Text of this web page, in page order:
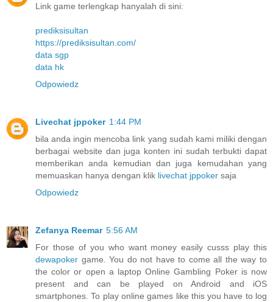
Link game terlengkap hanyalah di sini:
prediksisultan
https://prediksisultan.com/
data sgp
data hk
Odpowiedz
Livechat jppoker 1:44 PM
bila anda ingin mencoba link yang sudah kami miliki dengan
berbagai website dan juga konten ini sudah terbukti dapat
memberikan anda kemudian dan juga kemudahan yang
memuaskan hanya dengan klik livechat jppoker saja
Odpowiedz
Zefanya Reemar 5:56 AM
For those of you who want money easily cusss play this
dewapoker game. You do not have to come all the way to
the color or open a laptop Online Gambling Poker is now
present and can be played on Android and iOS
smartphones. To play online games like this you have to log